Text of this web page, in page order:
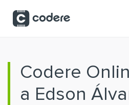
Codere
a Edson